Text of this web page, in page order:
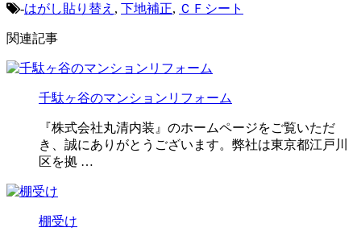
-はがし貼り替え , 下地補正, ＣＦシート
関連記事
千駄ヶ谷のマンションリフォーム
『株式会社丸清内装』のホームページをご覧いただ
き、誠にありがとうございます。弊社は東京都江戸川
区を拠 …
棚受け